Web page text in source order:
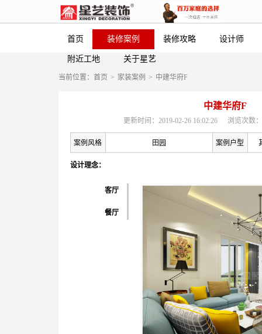
首页 装修案例 装修攻略 设计师
附近工地 关于星艺
当前位置： 首页 > 家装案例 > 中建华府F
中建华府F
更新时间：2019-02-26 16:02:26 浏览次数
案例风格 田园 案例户型
设计理念：
客厅
餐厅